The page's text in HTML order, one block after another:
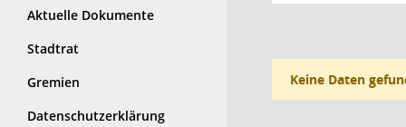
Aktuelle Dokumente
Stadtrat
Gremien
Datenschutzerklärung
Keine Daten